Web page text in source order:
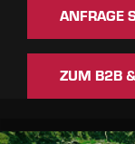
ANFRAGE
ZUM B2B